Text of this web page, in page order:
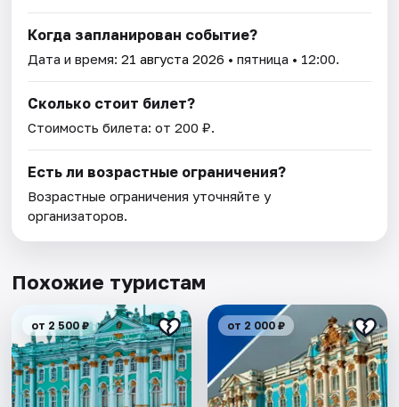
Когда запланирован событие?
Дата и время:21 августа 2026 • пятница • 12:00.
Сколько стоит билет?
Стоимость билета: от 200 ₽.
Есть ли возрастные ограничения?
Возрастные ограничения уточняйте у
организаторов.
Похожие туристам
от 2 500 ₽ от 2 000 ₽